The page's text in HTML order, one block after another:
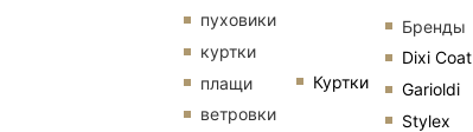
Куртки
Бренды
Dixi Coat
Garioldi
Stylex
пуховики
куртки
плащи
ветровки